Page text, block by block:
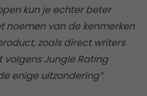
kun je echter beter
noemen van de kenmerken
zoals direct writers
volgens Jungle Rating
enige uitzondering”.